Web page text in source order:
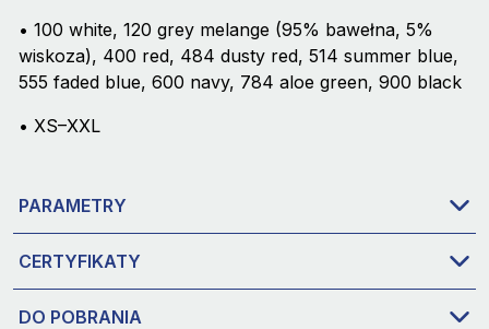
• 100 white, 120 grey melange (95% bawełna, 5%
wiskoza), 400 red, 484 dusty red, 514 summer blue,
555 faded blue, 600 navy, 784 aloe green, 900 black
• XS–XXL
PARAMETRY
CERTYFIKATY
DO POBRANIA